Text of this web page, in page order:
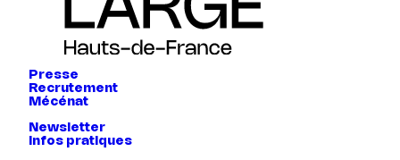
Presse
Recrutement
Mécénat
Newsletter
Infos pratiques